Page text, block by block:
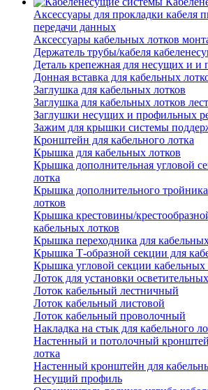
Аксессуары для прокладки кабеля
передачи данных
Аксессуары кабельных лотков
Держатель трубы/кабеля
Деталь крепежная для несущих и и
Донная вставка для кабельных
Заглушка для кабельных лотков
Заглушка для кабельных лотков
Заглушки несущих и профильных
Зажим для крышки системы
Кронштейн для кабельного лотка
Крышка для кабельных лотков
Крышка дополнительная угловой
лотка
Крышка дополнительного
лотков
Крышка крестовины/
кабельных лотков
Крышка переходника для
Крышка Т-образной секции для
Крышка угловой секции кабельных
Лоток для установки
Лоток кабельный лестничный
Лоток кабельный листовой
Лоток кабельный проволочный
Накладка на стык для кабельного
Настенный и потолочный
лотка
Настенный кронштейн для
Несущий профиль